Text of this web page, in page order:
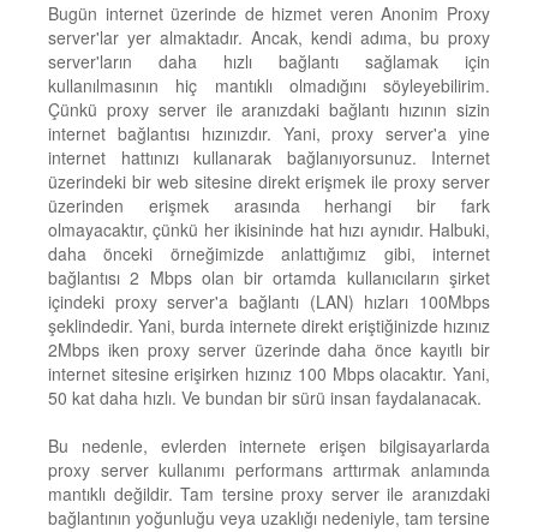
Bugün internet üzerinde de hizmet veren Anonim Proxy
server'lar yer almaktadır. Ancak, kendi adıma, bu proxy
server'ların daha hızlı bağlantı sağlamak için
kullanılmasının hiç mantıklı olmadığını söyleyebilirim.
Çünkü proxy server ile aranızdaki bağlantı hızının sizin
internet bağlantısı hızınızdır. Yani, proxy server'a yine
internet hattınızı kullanarak bağlanıyorsunuz. Internet
üzerindeki bir web sitesine direkt erişmek ile proxy server
üzerinden erişmek arasında herhangi bir fark
olmayacaktır, çünkü her ikisininde hat hızı aynıdır. Halbuki,
daha önceki örneğimizde anlattığımız gibi, internet
bağlantısı 2 Mbps olan bir ortamda kullanıcıların şirket
içindeki proxy server'a bağlantı (LAN) hızları 100Mbps
şeklindedir. Yani, burda internete direkt eriştiğinizde hızınız
2Mbps iken proxy server üzerinde daha önce kayıtlı bir
internet sitesine erişirken hızınız 100 Mbps olacaktır. Yani,
50 kat daha hızlı. Ve bundan bir sürü insan faydalanacak.
Bu nedenle, evlerden internete erişen bilgisayarlarda
proxy server kullanımı performans arttırmak anlamında
mantıklı değildir. Tam tersine proxy server ile aranızdaki
bağlantının yoğunluğu veya uzaklığı nedeniyle, tam tersine